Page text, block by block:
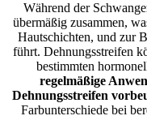
Während der
übermäßig zusammen,
Hautschichten, und zur
führt. Dehnungsstreifen
bestimmten
regelmäßige
Dehnungsstreifen
Farbunterschiede bei